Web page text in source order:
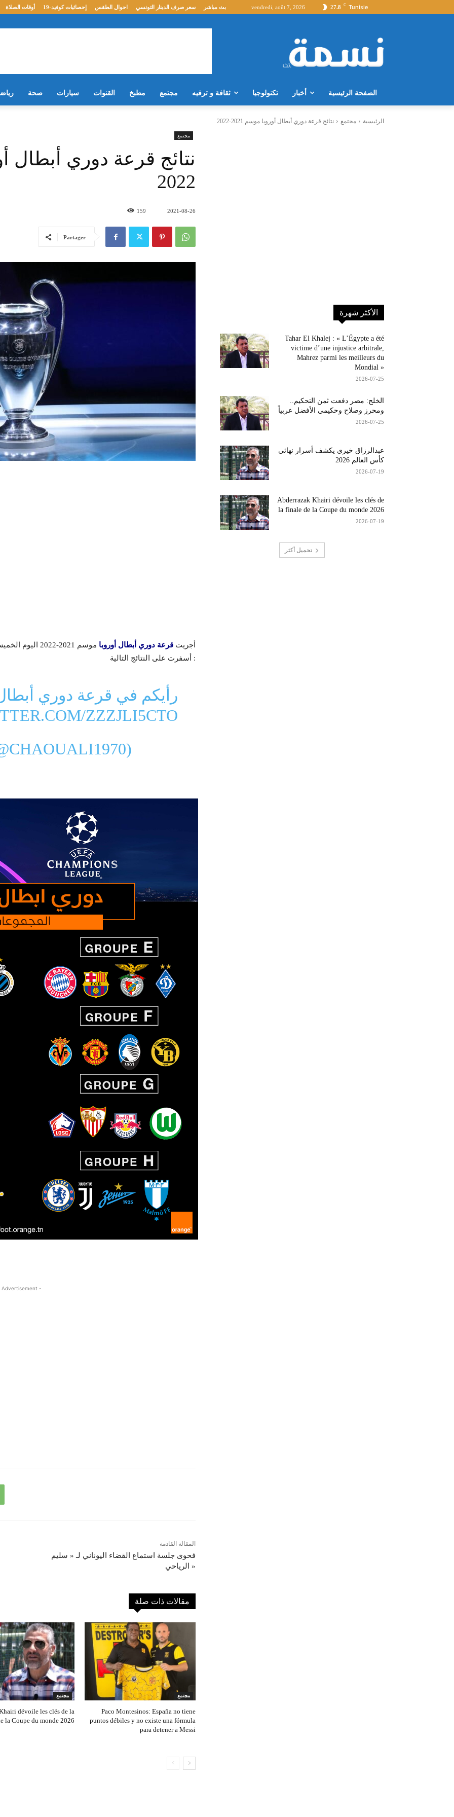
27.8 C Tunisie
vendredi, août 7, 2026 أوقات الصلاة إحصائيات كوفيد-19 احوال الطقس سعر صرف الدينار التونسي بث مباشر
الصفحة الرئيسية أخبار تكنولوجيا ثقافة و ترفيه مجتمع مطبخ القنوات سيارات صحة
الرئيسية مجتمع
نتائج قرعة دوري أبطال أوروبا موسم 2021-2022
مجتمع
2022
2021-08-26
159
Partager
أجريت قرعة دوري أبطال أوروبا
أسفرت على النتائج التالية :
رأيكم في قرعة دوري
ZZZJLI5CTO
-
المقالة القادمة
فحوى جلسة استماع القضاء اليوناني لـ « سليم
الرياحي »
مقالات ذات صلة
مجتمع
dévoile les clés de la
la Coupe du monde 2026
مجتمع
Paco Montesinos: España no tiene
puntos débiles y no existe una fórmula
para detener a Messi
الأكثر شهرة
Tahar El Khalej : « L’Égypte a été
victime d’une injustice arbitrale,
Mahrez parmi les meilleurs du
Mondial »
2026-07-25
الخلج: مصر دفعت ثمن التحكيم..
ومحرز وصلاح وحكيمي الأفضل عربياً
2026-07-25
عبدالرزاق خيري يكشف أسرار نهائي
كأس العالم 2026
2026-07-19
Abderrazak Khairi dévoile les clés de
la finale de la Coupe du monde 2026
2026-07-19
تحميل أكثر